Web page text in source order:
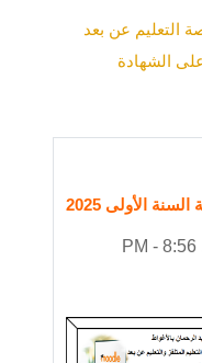
عن بعد
الشهادة
#إعلان_هام تم إنشاء حسابات طلبة السنة الأولى 2025
-